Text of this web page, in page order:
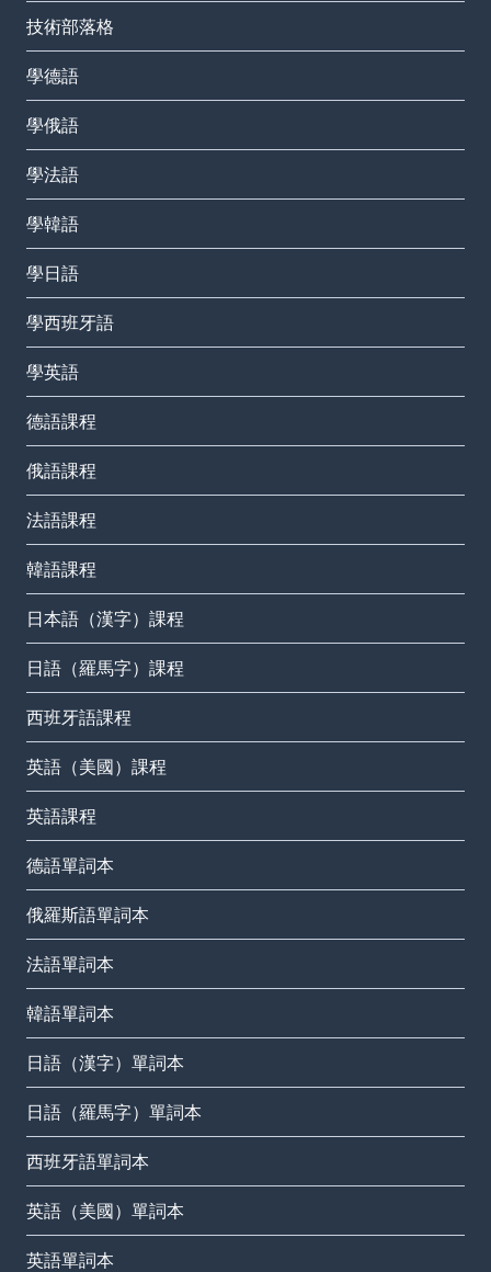
技術部落格
學德語
學俄語
學法語
學韓語
學日語
學西班牙語
學英語
德語課程
俄語課程
法語課程
韓語課程
日本語（漢字）課程
日語（羅馬字）課程
西班牙語課程
英語（美國）課程
英語課程
德語單詞本
俄羅斯語單詞本
法語單詞本
韓語單詞本
日語（漢字）單詞本
日語（羅馬字）單詞本
西班牙語單詞本
英語（美國）單詞本
英語單詞本